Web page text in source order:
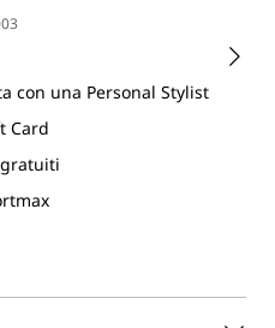
con una Personal Stylist
Card